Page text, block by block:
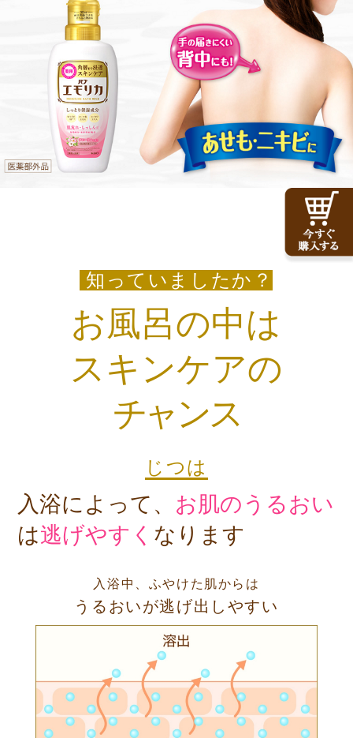
知っていましたか？
お風呂の中は
スキンケアの
チャンス
じつは
入浴によって、 お肌のうるおい
は逃げやすく なります
入浴中、ふやけた肌からは
うるおいが逃げ出しやすい